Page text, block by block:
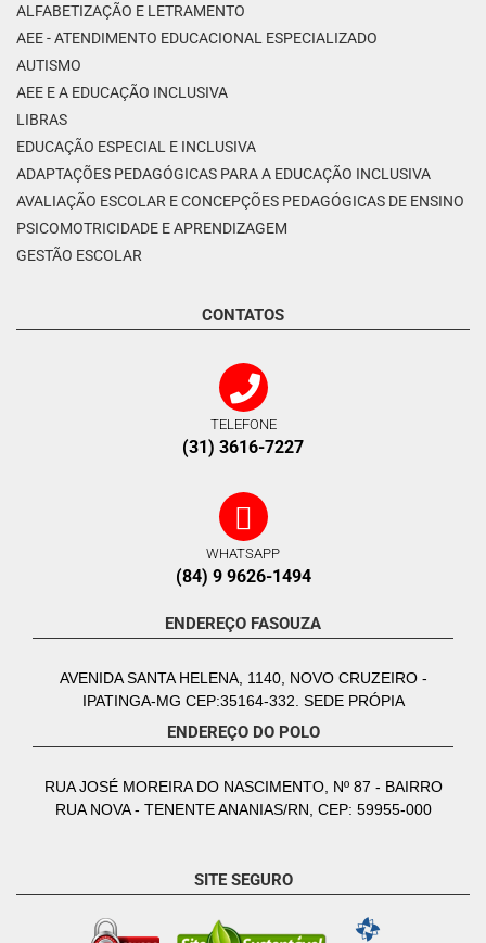
ALFABETIZAÇÃO E LETRAMENTO
AEE - ATENDIMENTO EDUCACIONAL ESPECIALIZADO
AUTISMO
AEE E A EDUCAÇÃO INCLUSIVA
LIBRAS
EDUCAÇÃO ESPECIAL E INCLUSIVA
ADAPTAÇÕES PEDAGÓGICAS PARA A EDUCAÇÃO INCLUSIVA
AVALIAÇÃO ESCOLAR E CONCEPÇÕES PEDAGÓGICAS DE ENSINO
PSICOMOTRICIDADE E APRENDIZAGEM
GESTÃO ESCOLAR
CONTATOS
TELEFONE
(31) 3616-7227
WHATSAPP
(84) 9 9626-1494
ENDEREÇO FASOUZA
AVENIDA SANTA HELENA, 1140, NOVO CRUZEIRO -
IPATINGA-MG CEP:35164-332. SEDE PRÓPIA
ENDEREÇO DO POLO
RUA JOSÉ MOREIRA DO NASCIMENTO, Nº 87 - BAIRRO
RUA NOVA - TENENTE ANANIAS/RN, CEP: 59955-000
SITE SEGURO